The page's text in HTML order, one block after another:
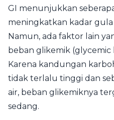
GI menunjukkan
meningkatkan kadar gula
Namun, ada faktor lain
beban glikemik (glycemic
Karena kandungan
tidak terlalu tinggi dan
air, beban glikemiknya
sedang.